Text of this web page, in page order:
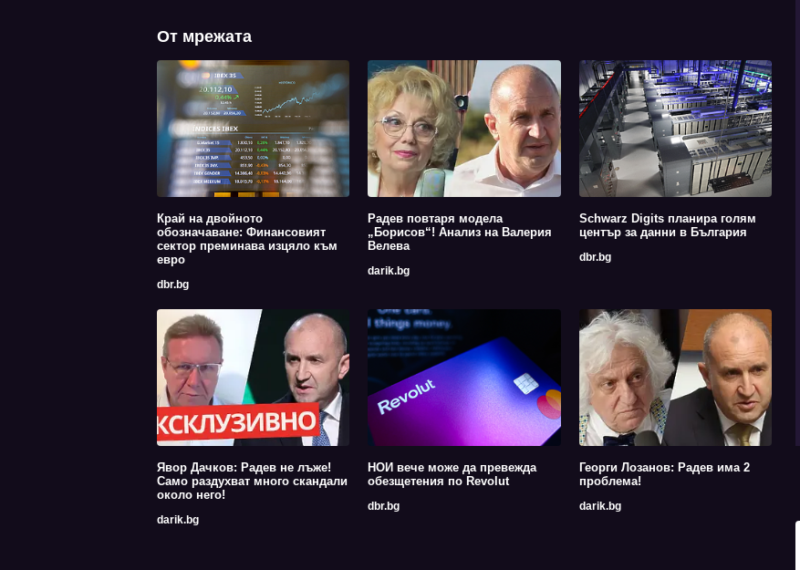
От мрежата
Край на двойното
обозначаване: Финансовият
сектор преминава изцяло към
евро
dbr.bg
Радев повтаря модела
„Борисов“! Анализ на Валерия
Велева
darik.bg
Schwarz Digits планира голям
център за данни в България
dbr.bg
Явор Дачков: Радев не лъже!
Само раздухват много скандали
около него!
darik.bg
НОИ вече може да превежда
обезщетения по Revolut
dbr.bg
Георги Лозанов: Радев има 2
проблема!
darik.bg